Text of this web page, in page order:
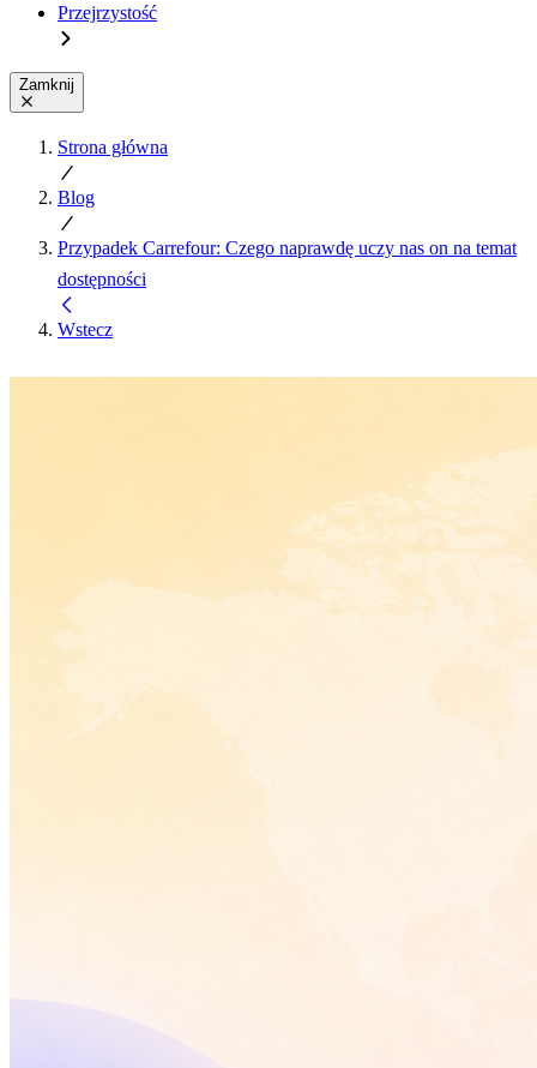
Przejrzystość
Zamknij
Strona główna
Blog
Przypadek Carrefour: Czego naprawdę uczy nas on na temat
dostępności
Wstecz